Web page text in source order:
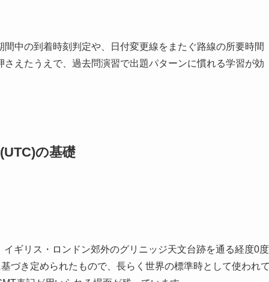
中の到着時刻判定や、日付変更線をまたぐ路線の所要時間
えたうえで、過去問演習で出題パターンに慣れる学習が効
の基礎
ギリス・ロンドン郊外のグリニッジ天文台跡を通る経度0度
づき定められたもので、長らく世界の標準時として使われ